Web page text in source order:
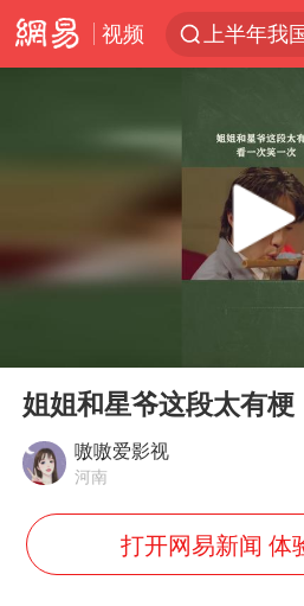
视频
王艺迪无
《披荆斩
中国第1
《龙餐馆
以军士兵
Play
姐姐和星爷这段太有
嗷嗷爱影视
河南
打开网易新闻 体